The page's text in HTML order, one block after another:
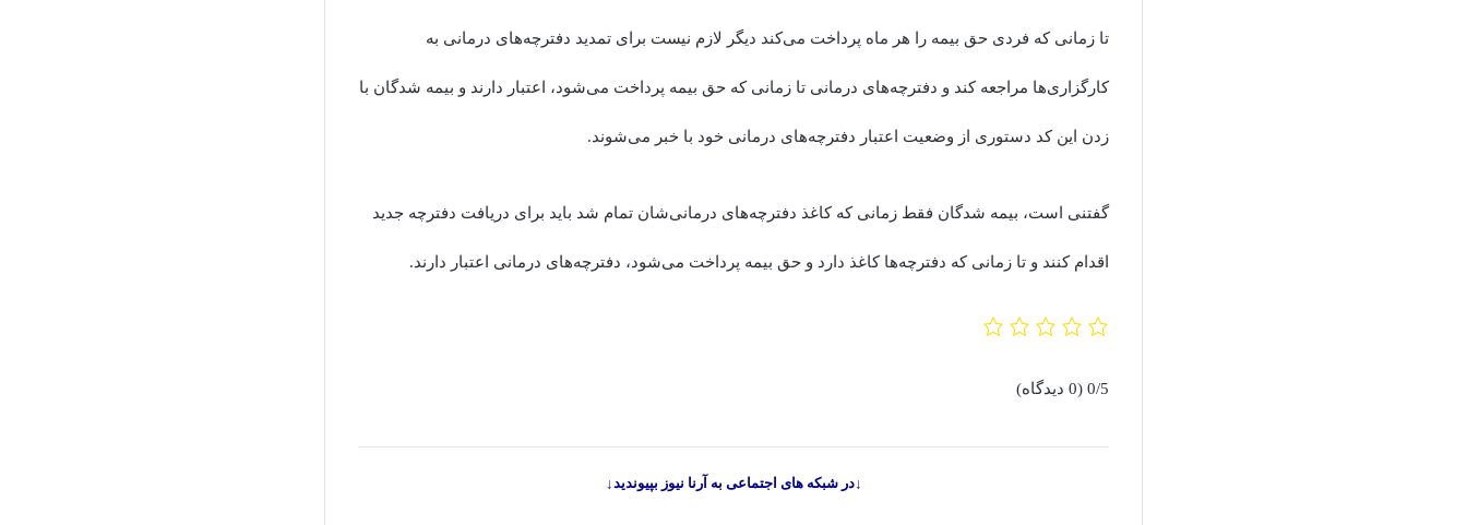
تا زمانی که فردی حق بیمه را هر ماه پرداخت می‌کند دیگر لازم نیست برای تمدید دفترچه‌های درمانی به
کارگزاری‌ها مراجعه کند و دفترچه‌های درمانی تا زمانی که حق بیمه پرداخت می‌شود، اعتبار دارند و بیمه شدگان با
زدن این کد دستوری از وضعیت اعتبار دفترچه‌های درمانی خود با خبر می‌شوند.
گفتنی است، بیمه شدگان فقط زمانی که کاغذ دفترچه‌های درمانی‌شان تمام شد باید برای دریافت دفترچه جدید
اقدام کنند و تا زمانی که دفترچه‌ها کاغذ دارد و حق بیمه پرداخت می‌شود، دفترچه‌های درمانی اعتبار دارند.
0/5 (0 دیدگاه)
↓در شبکه های اجتماعی به آرنا نیوز بپیوندید↓